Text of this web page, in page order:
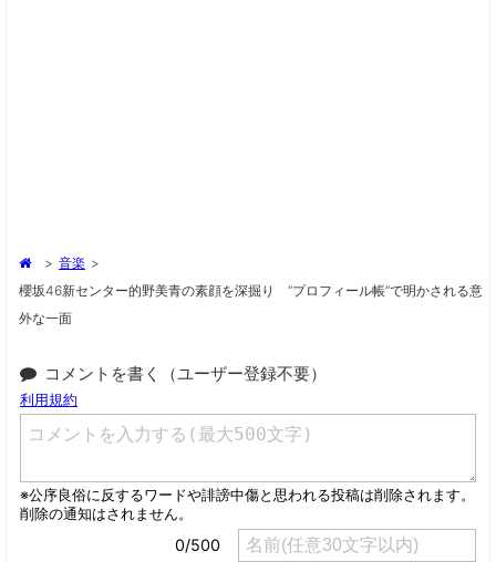
> 音楽 >
櫻坂46新センター的野美青の素顔を深掘り “プロフィール帳”で明かされる意
外な一面
コメントを書く（ユーザー登録不要）